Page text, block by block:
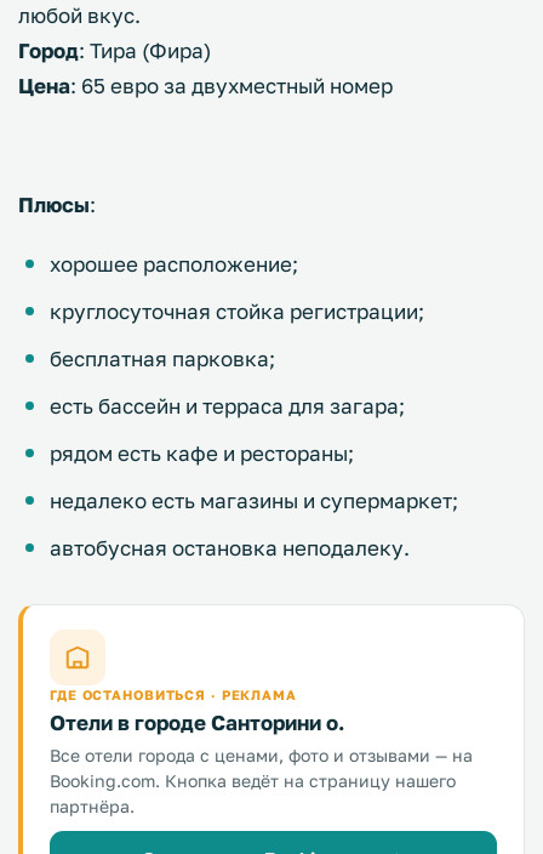
любой вкус.
Город: Тира (Фира)
Цена: 65 евро за двухместный номер
Плюсы:
хорошее расположение;
круглосуточная стойка регистрации;
бесплатная парковка;
есть бассейн и терраса для загара;
рядом есть кафе и рестораны;
недалеко есть магазины и супермаркет;
автобусная остановка неподалеку.
ГДЕ ОСТАНОВИТЬСЯ · РЕКЛАМА
Отели в городе Санторини о.
Все отели города с ценами, фото и отзывами — на
Booking.com. Кнопка ведёт на страницу нашего
партнёра.